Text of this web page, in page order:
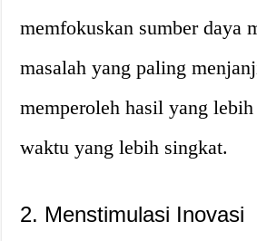
memfokuskan sumber daya
masalah yang paling
memperoleh hasil yang
waktu yang lebih singkat.
2. Menstimulasi Inovasi